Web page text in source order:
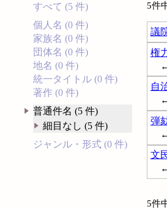
すべて (5 件)
個人名 (0 件)
家族名 (0 件)
団体名 (0 件)
地名 (0 件)
統一タイトル (0 件)
著作 (0 件)
普通件名 (5 件)
細目なし (5 件)
ジャンル・形式 (0 件)
5件
議
権
自
弾
文
5件